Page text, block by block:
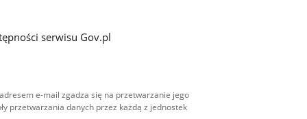
serwisu Gov.pl
e-mail zgadza się na przetwarzanie jego
przetwarzania danych przez każdą z jednostek